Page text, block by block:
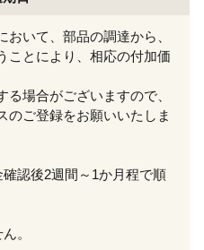
いて、部品の調達から、
ことにより、相応の付加価
場合がございますので、
のご登録をお願いいたしま
認後2週間～1か月程で順
。